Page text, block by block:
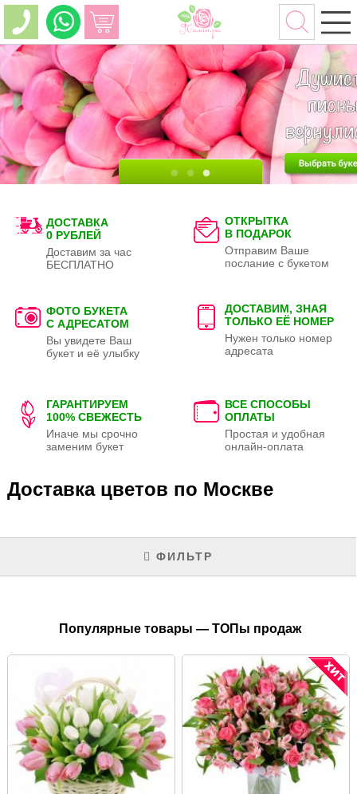
ДОСТАВКА
0 РУБЛЕЙ
Доставим за час
БЕСПЛАТНО
ОТКРЫТКА
В ПОДАРОК
Отправим Ваше
послание с букетом
ФОТО БУКЕТА
С АДРЕСАТОМ
Вы увидете Ваш
букет и её улыбку
ДОСТАВИМ, ЗНАЯ
ТОЛЬКО ЕЁ НОМЕР
Нужен только номер
адресата
ГАРАНТИРУЕМ
100% СВЕЖЕСТЬ
Иначе мы срочно
заменим букет
ВСЕ СПОСОБЫ
ОПЛАТЫ
Простая и удобная
онлайн-оплата
Доставка цветов по Москве
ФИЛЬТР
Популярные товары — ТОПы продаж